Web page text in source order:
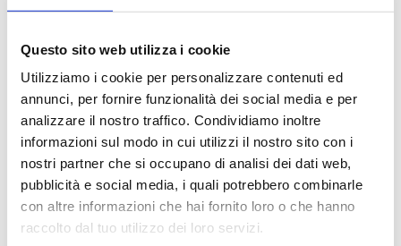
Questo sito web utilizza i cookie
Utilizziamo i cookie per personalizzare contenuti ed
annunci, per fornire funzionalità dei social media e per
analizzare il nostro traffico. Condividiamo inoltre
informazioni sul modo in cui utilizzi il nostro sito con i
nostri partner che si occupano di analisi dei dati web,
pubblicità e social media, i quali potrebbero combinarle
con altre informazioni che hai fornito loro o che hanno
raccolto dal tuo utilizzo dei loro servizi.
Nel 1560 morì la regina vigente, Maria di Guisa,
Francia Maria Stuarda per cominciare a governare
il suo regno, che però fu offuscato dalla crisi della
potente nobiltà protestante scozzese. Il castello
di Edimburgo fu il luogo dove diede alla luce il
futuro re Giacomo VI. I suoi matrimoni
inappropriati e le rivolte nobiliari la portarono ad
essere confinata ed esiliata. Il capitano di
Edimburgo avrebbe poi ceduto il castello al